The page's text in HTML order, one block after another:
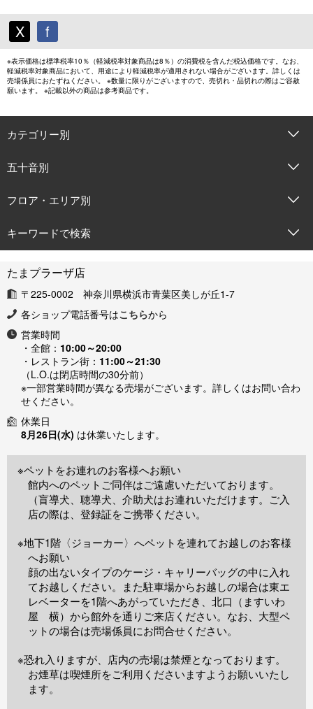
X f
※表示価格は標準税率10％（軽減税率対象商品は8％）の消費税を含んだ税込価格です。なお、
軽減税率対象商品において、用途により軽減税率が適用されない場合がございます。詳しくは
売場係員におたずねください。 ※数量に限りがございますので、売切れ・品切れの際はご容赦
願います。 ※記載以外の商品は参考商品です。
カテゴリー別
五十音別
フロア・エリア別
キーワードで検索
たまプラーザ店
〒225-0002 神奈川県横浜市青葉区美しが丘1-7
各ショップ電話番号はこちらから
営業時間
・全館： 10:00～20:00
・レストラン街： 11:00～21:30
（L.O.は閉店時間の30分前）
※一部営業時間が異なる売場がございます。詳しくはお問い合わ
せください。
休業日
8月26日(水) は休業いたします。
※ペットをお連れのお客様へお願い
館内へのペットご同伴はご遠慮いただいております。
（盲導犬、聴導犬、介助犬はお連れいただけます。ご入
店の際は、登録証をご携帯ください。
※地下1階〈ジョーカー〉へペットを連れてお越しのお客様
へお願い
顔の出ないタイプのケージ・キャリーバッグの中に入れ
てお越しください。また駐車場からお越しの場合は東エ
レベーターを1階へあがっていただき、北口（ますいわ
屋 横）から館外を通りご来店ください。なお、大型ペ
ットの場合は売場係員にお問合せください。
※恐れ入りますが、店内の売場は禁煙となっております。
お煙草は喫煙所をご利用くださいますようお願いいたし
ます。